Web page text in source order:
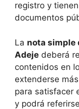
registro y
documentos
La nota simple
Adeje deberá
contenidos en
extenderse
para satisfacer
y podrá